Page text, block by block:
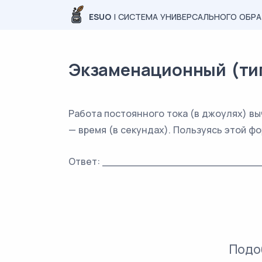
ESUO | СИСТЕМА УНИВЕРСАЛЬНОГО
Экзаменационный
Работа постоянного тока (в джоулях)
— время (в секундах). Пользуясь этой
Ответ: